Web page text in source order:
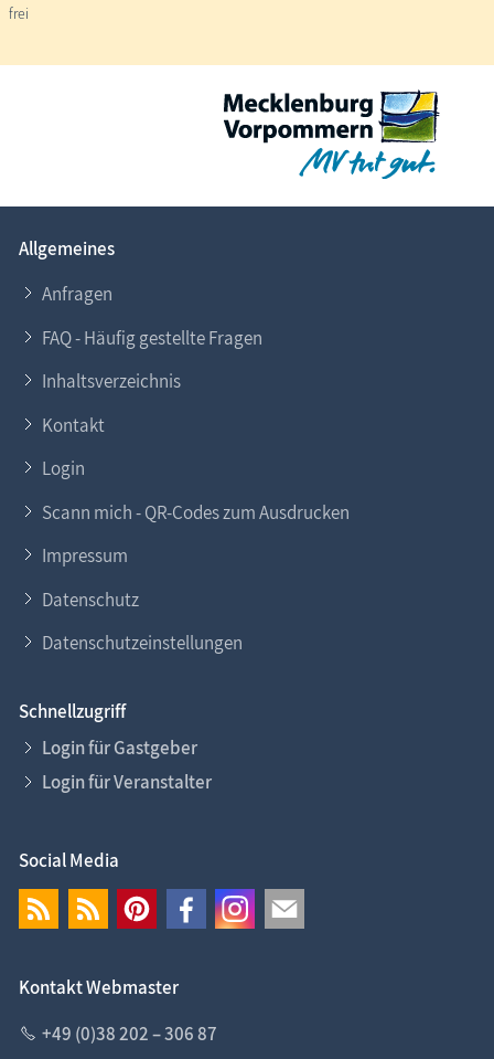
frei
Allgemeines
Anfragen
FAQ - Häufig gestellte Fragen
Inhaltsverzeichnis
Kontakt
Login
Scann mich - QR-Codes zum Ausdrucken
Impressum
Datenschutz
Datenschutzeinstellungen
Schnellzugriff
Login für Gastgeber
Login für Veranstalter
Social Media
Kontakt Webmaster
+49 (0)38 202 – 306 87